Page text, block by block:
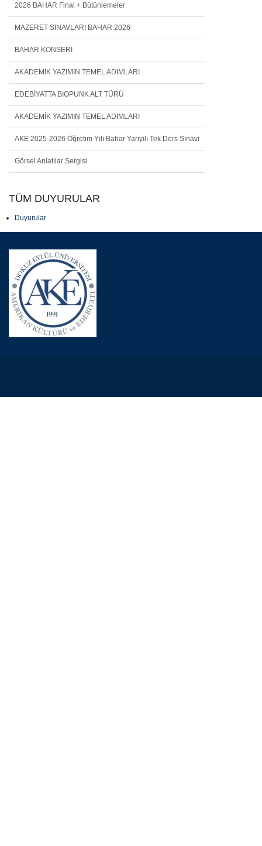
2026 BAHAR Final + Bütünlemeler
MAZERET SINAVLARI BAHAR 2026
BAHAR KONSERİ
AKADEMİK YAZIMIN TEMEL ADIMLARI
EDEBİYATTA BIOPUNK ALT TÜRÜ
AKADEMİK YAZIMIN TEMEL ADIMLARI
AKE 2025-2026 Öğretim Yılı Bahar Yarıyılı Tek Ders Sınavı
Görsel Anlatılar Sergisi
TÜM DUYURULAR
Duyurular